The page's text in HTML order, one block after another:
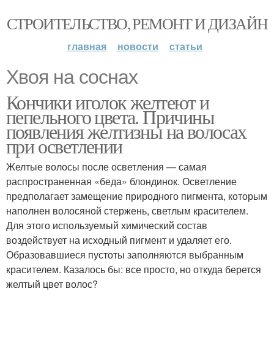
СТРОИТЕЛЬСТВО, РЕМОНТ И ДИЗАЙН
главная новости статьи
Хвоя на соснах
Кончики иголок желтеют и
пепельного цвета. Причины
появления желтизны на волосах
при осветлении
Желтые волосы после осветления — самая
распространенная «беда» блондинок. Осветление
предполагает замещение природного пигмента, которым
наполнен волосяной стержень, светлым красителем.
Для этого используемый химический состав
воздействует на исходный пигмент и удаляет его.
Образовавшиеся пустоты заполняются выбранным
красителем. Казалось бы: все просто, но откуда берется
желтый цвет волос?